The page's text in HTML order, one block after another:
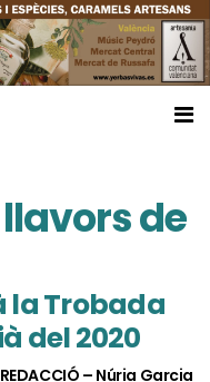
de
la Trobada
del 2020
REDACCIÓ – Núria Garcia